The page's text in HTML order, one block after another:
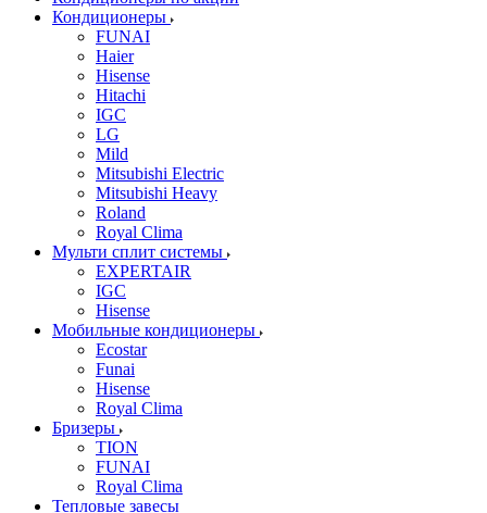
Кондиционеры
FUNAI
Haier
Hisense
Hitachi
IGC
LG
Mild
Mitsubishi Electric
Mitsubishi Heavy
Roland
Royal Clima
Мульти сплит системы
EXPERTAIR
IGC
Hisense
Мобильные кондиционеры
Ecostar
Funai
Hisense
Royal Clima
Бризеры
TION
FUNAI
Royal Clima
Тепловые завесы